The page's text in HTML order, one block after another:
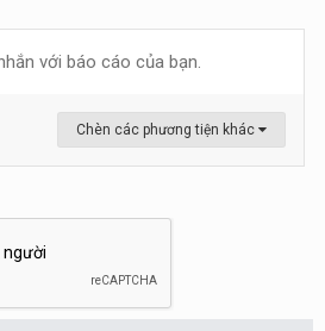
với báo cáo của bạn.
Chèn các phương tiện khác